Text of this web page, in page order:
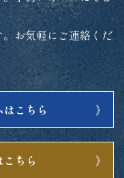
お気軽にご連絡くだ
こちら
ちら